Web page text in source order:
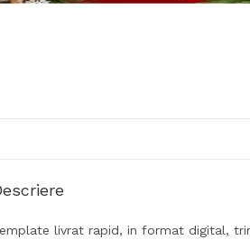
livrat rapid, in format digital,